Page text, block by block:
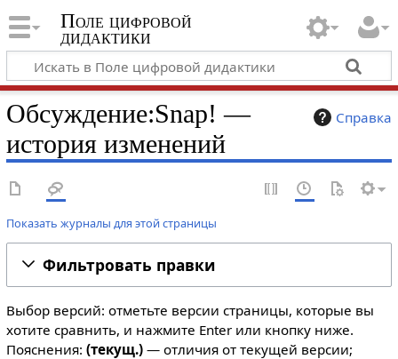
Поле цифровой
дидактики
Справка
Обсуждение:Snap! —
история изменений
Показать журналы для этой страницы
Фильтровать правки
Выбор версий: отметьте версии страницы, которые вы
хотите сравнить, и нажмите Enter или кнопку ниже.
Пояснения: (текущ.)— отличия от текущей версии;